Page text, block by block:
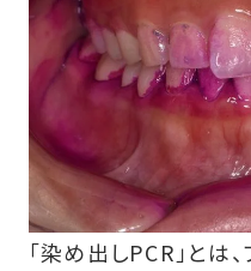
「染め出しPCR」とは